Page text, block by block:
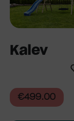
Kalev
€499.00